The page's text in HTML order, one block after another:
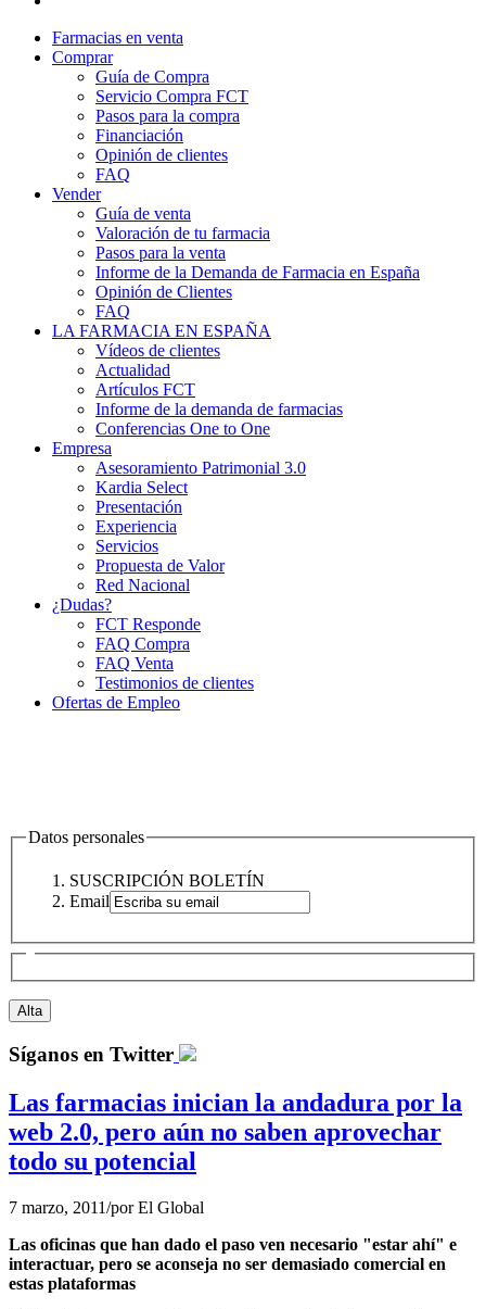
Farmacias en venta
Comprar
Guía de Compra
Servicio Compra FCT
Pasos para la compra
Financiación
Opinión de clientes
FAQ
Vender
Guía de venta
Valoración de tu farmacia
Pasos para la venta
Informe de la Demanda de Farmacia en España
Opinión de Clientes
FAQ
LA FARMACIA EN ESPAÑA
Vídeos de clientes
Actualidad
Artículos FCT
Informe de la demanda de farmacias
Conferencias One to One
Empresa
Asesoramiento Patrimonial 3.0
Kardia Select
Presentación
Experiencia
Servicios
Propuesta de Valor
Red Nacional
¿Dudas?
FCT Responde
FAQ Compra
FAQ Venta
Testimonios de clientes
Ofertas de Empleo
Datos personales
SUSCRIPCIÓN BOLETÍN
Email
Síganos en Twitter
Las farmacias inician la andadura por la
web 2.0, pero aún no saben aprovechar
todo su potencial
7 marzo, 2011/porEl Global
Las oficinas que han dado el paso ven necesario "estar ahí" e
interactuar, pero se aconseja no ser demasiado comercial en
estas plataformas